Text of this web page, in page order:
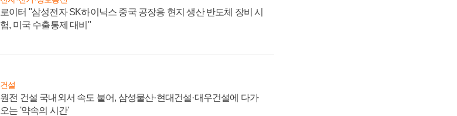
로이터 "삼성전자 SK하이닉스 중국 공장용 현지 생산 반도체 장비 시
험, 미국 수출통제 대비"
건설
원전 건설 국내외서 속도 붙어, 삼성물산·현대건설·대우건설에 다가
오는 '약속의 시간'